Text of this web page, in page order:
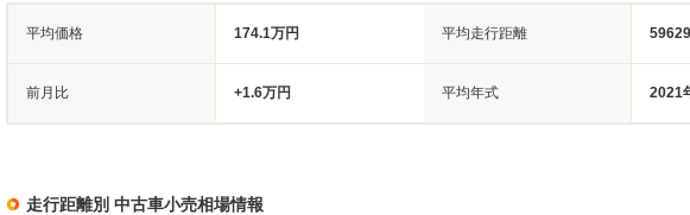
平均価格 174.1万円 平均走行距離
前月比 +1.6万円 平均年式 2021
走行距離別 中古車小売相場情報